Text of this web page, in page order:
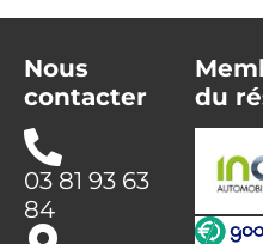
Nous
contacter
03 81 93 63
84
du